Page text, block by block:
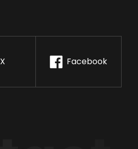
X Facebook